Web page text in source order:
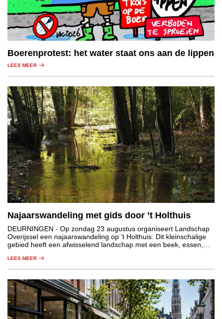
Boerenprotest: het water staat ons aan de lippen
LEES MEER
Najaarswandeling met gids door ’t Holthuis
DEURNINGEN - Op zondag 23 augustus organiseert Landschap
Overijssel een najaarswandeling op ’t Holthuis. Dit kleinschalige
gebied heeft een afwisselend landschap met een beek, essen,
LEES MEER